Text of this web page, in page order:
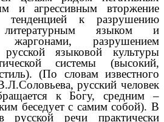
и агрессивным вторжение
тенденцией к разрушению
языком и
разрушением
языковой культуры
системы (высокий,
(По словам известного
русский человек
к Богу, средним –
беседует с самим собой). В
русской речи практически